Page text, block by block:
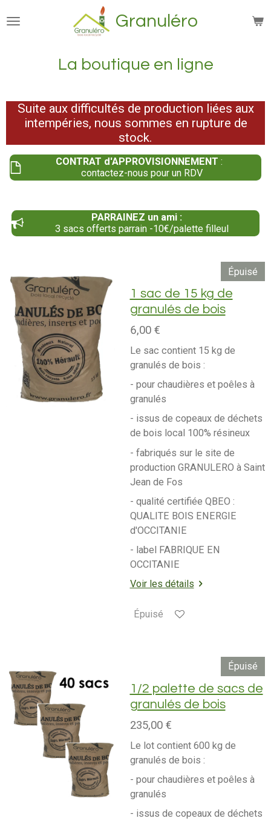
au
Granuléro
La boutique en ligne
Suite aux difficultés de production liées aux
intempéries, nous sommes en rupture de
stock.
CONTRAT d'APPROVISIONNEMENT :
contactez-nous pour un RDV
PARRAINEZ un ami :
3 sacs offerts parrain -10€/palette filleul
Épuisé
1 sac de 15 kg de
granulés de bois
6,00 €
Le sac contient 15 kg de
granulés de bois :
- pour chaudières et poêles à
granulés
- issus de copeaux de déchets
de bois local 100% résineux
- fabriqués sur le site de
production GRANULERO à Saint
Jean de Fos
- qualité certifiée QBEO :
QUALITE BOIS ENERGIE
d'OCCITANIE
- label FABRIQUE EN
OCCITANIE
Voir les détails
Épuisé
Épuisé
1/2 palette de sacs de
granulés de bois
235,00 €
Le lot contient 600 kg de
granulés de bois :
- pour chaudières et poêles à
granulés
- issus de copeaux de déchets